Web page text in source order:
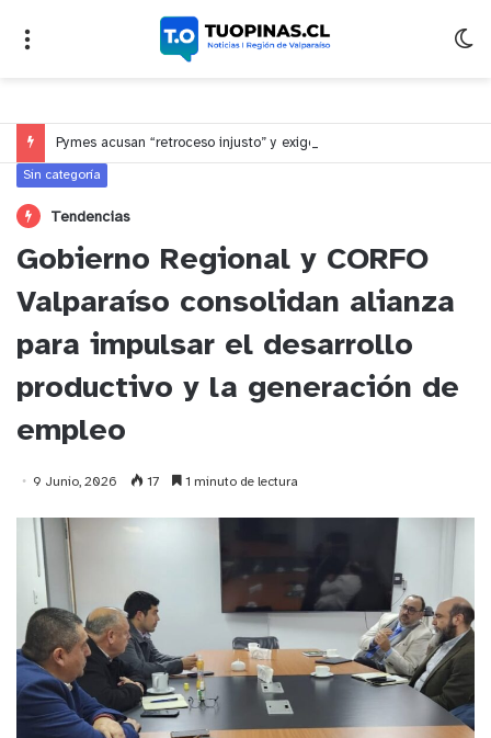
Sin categoría
Tendencias
Gobierno Regional y CORFO
Valparaíso consolidan alianza
para impulsar el desarrollo
productivo y la generación de
empleo
9 Junio, 2026 17 1 minuto de lectura